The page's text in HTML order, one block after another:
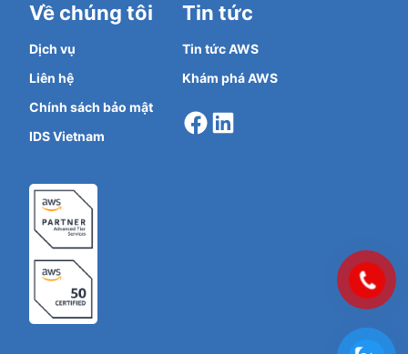
Về chúng tôi
Dịch vụ
Liên hệ
Chính sách bảo mật
IDS Vietnam
Tin tức
Tin tức AWS
Khám phá AWS
Facebook